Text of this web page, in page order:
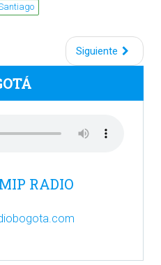
Siguiente
RADIO